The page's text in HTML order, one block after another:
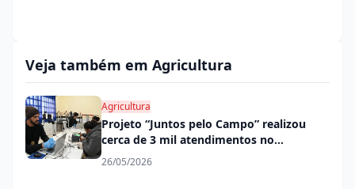
Veja também em Agricultura
Agricultura
Projeto “Juntos pelo Campo” realizou
cerca de 3 mil atendimentos no
Complexo Santo Antônio
26/05/2026